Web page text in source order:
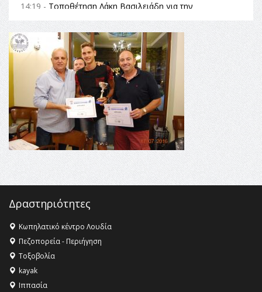
14:19 - Τοποθέτηση Λάκη Βασιλειάδη για την
Αναθεώρηση του Συντάγματος: «Σε τέτοιες κορυφαίες
θεσμικές διαδικασίες υπάρχει μόνο η ευθύνη απέναντι
στις επόμενες γενιές»
16:35 -Το πρόγραμμα του ΠΑΟΚ στον δεύτερο γύρο του
Champions League!
16:27 -Όλυμπος: Εντάχθηκε στον Κατάλογο Παγκόσμιας
Κληρονομιάς της UNESCO – Ομόφωνη η απόφαση Ο
Όλυμπος αναγνωρίστηκε ως φυσικό και πολιτιστικό
αγαθό εξέχουσας οικουμενικής αξίας για την
ανθρωπότητα
16:18 - ΕΝΟΡΙΑΚΕΣ ΚΑΛΟΚΑΙΡΙΝΕΣ ΔΡΑΣΕΙΣ ΓΙΑ ΠΑΙΔΙΑ
ΣΤΗΝ ΕΔΕΣΣΑ
Δραστηριότητες
Κωπηλατικό κέντρο Λουδία
Πεζοπορεία - Περιήγηση
Τοξοβολία
kayak
Ιππασία